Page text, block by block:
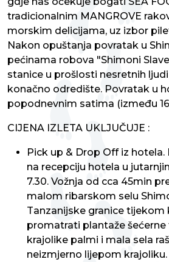
tradicionalnim MANGROVE
morskim delicijama, uz izbor
Nakon opuštanja povratak u
pećinama robova "Shimoni
stanice u prošlosti nesretnih
konačno odredište. Povratak u
popodnevnim satima (između 16
CIJENA IZLETA UKLJUČUJE :
Pick up & Drop Off iz
na recepciju hotela u
7.30. Vožnja od cca 45min
malom ribarskom selu
Tanzanijske granice tijekom
promatrati plantaže
krajolike palmi i mala sela
neizmjerno lijepom